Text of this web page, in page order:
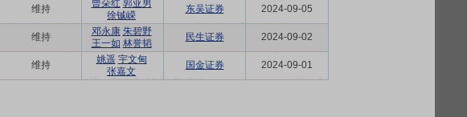
维持 曾朵红 郭亚男
徐铖嵘
东吴证券 2024-09-05
维持 邓永康 朱碧野
王一如 林誉韬
民生证券 2024-09-02
维持 姚遥 宇文甸
张嘉文
国金证券 2024-09-01